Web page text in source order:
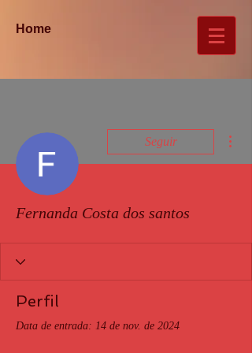
Home
Seguir
Fernanda Costa dos santos
Perfil
Data de entrada: 14 de nov. de 2024